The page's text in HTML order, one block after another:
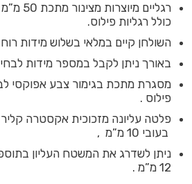
רגליים
כולל רגליות פילוס.
השולחן קיים במלאי בשלוש מידות רוחב 60, 70, 80
באורך ניתן לקבל במספר מידות
מסגרת מתכת בגימור צבע אפוקסי
פילוס .
פלטה עליונה מזכוכית אקסטרה
בעובי 10 מ”מ ,
ניתן לשדרג את המשטח העליון
12 מ”מ .